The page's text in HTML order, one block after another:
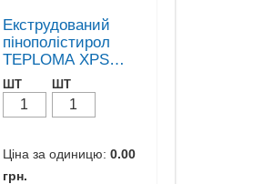
Екструдований
пінополістирол
TEPLOMA XPS
50мм
ШТ ШТ
Ціна за одиницю: 0.00
грн.